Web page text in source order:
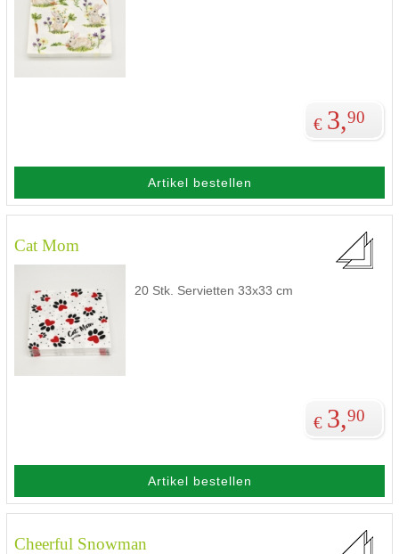
€ 3,90
Artikel bestellen
Cat Mom
20 Stk. Servietten 33x33 cm
€ 3,90
Artikel bestellen
Cheerful Snowman